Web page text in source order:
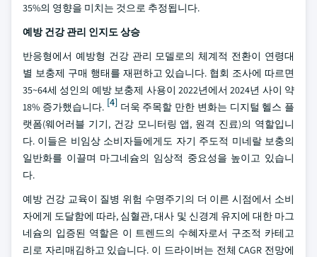
35%의 영향을 미치는 것으로 추정됩니다.
예방 건강 관리 인지도 상승
반응형에서 예방형 건강 관리 모델로의 체계적 전환이 연령대
별 보충제 구매 행태를 재편하고 있습니다. 협회 조사에 따르면
35~64세 성인의 예방 보충제 사용이 2022년에서 2024년 사이 약
18% 증가했습니다. [4]더욱 주목할 만한 변화는 디지털 헬스 플
랫폼(웨어러블 기기, 건강 모니터링 앱, 원격 진료)의 역할입니
다. 이들은 비임상 소비자들에게도 자기 주도적 미네랄 보충의
일반화를 이끌며 마그네슘의 임상적 중요성을 높이고 있습니
다.
예방 건강 교육이 질병 위험 수명주기의 더 이른 시점에서 소비
자에게 도달함에 따라, 심혈관, 대사 및 신경계 유지에 대한 마그
네슘의 입증된 역할은 이 트렌드의 수혜자로서 구조적 카테고
리로 자리매김하고 있습니다. 이 드라이버는 전체 CAGR 전망에